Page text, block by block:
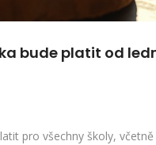
bude platit od
pro všechny školy,